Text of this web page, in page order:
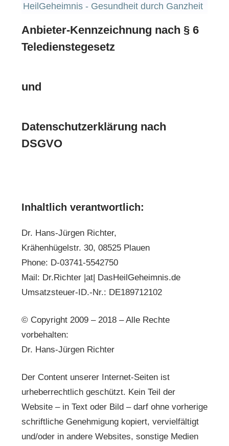
HeilGeheimnis - Gesundheit durch Ganzheit
Anbieter-Kennzeichnung nach § 6
Teledienstegesetz
und
Datenschutzerklärung nach
DSGVO
Inhaltlich verantwortlich:
Dr. Hans-Jürgen Richter,
Krähenhügelstr. 30, 08525 Plauen
Phone: D-03741-5542750
Mail: Dr.Richter |at| DasHeilGeheimnis.de
Umsatzsteuer-ID.-Nr.: DE189712102
© Copyright 2009 – 2018 – Alle Rechte
vorbehalten:
Dr. Hans-Jürgen Richter
Der Content unserer Internet-Seiten ist
urheberrechtlich geschützt. Kein Teil der
Website – in Text oder Bild – darf ohne vorherige
schriftliche Genehmigung kopiert, vervielfältigt
und/oder in andere Websites, sonstige Medien